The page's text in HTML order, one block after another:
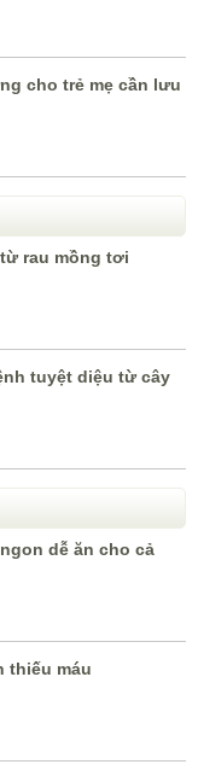
cho trẻ mẹ cần lưu
rau mồng tơi
tuyệt diệu từ cây
dễ ăn cho cả
thiếu máu